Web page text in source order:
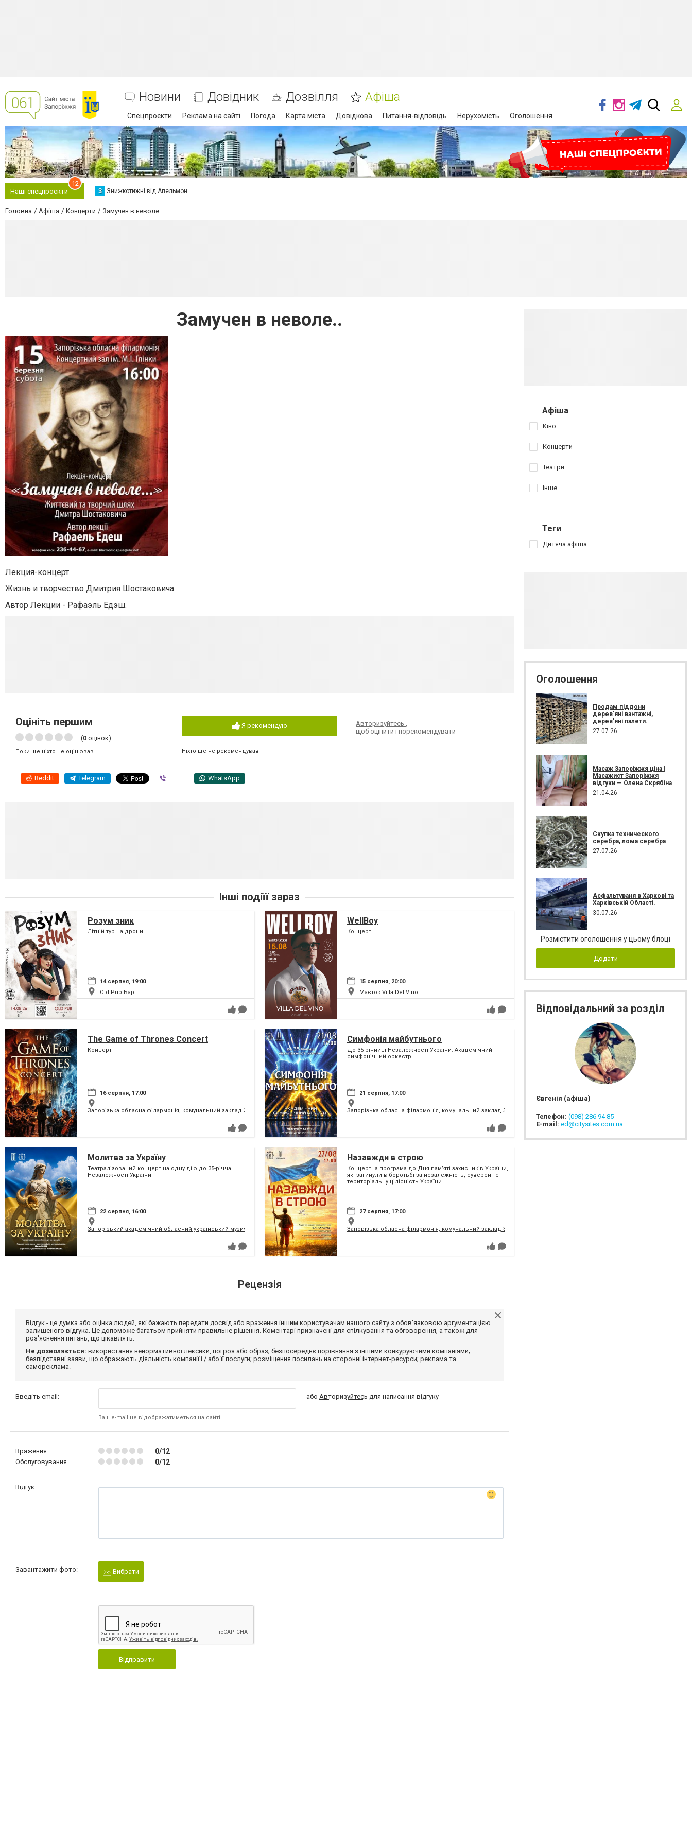
Новини Довідник Дозвілля Афіша
Спецпроєкти Реклама на сайті Погода Карта міста Довідкова Питання-відповідь Нерухомість Оголошення
Наші спецпроєкти
12
З Знижкотижні від Апельмон
Головна Афіша Концерти Замучен в неволе..
Замучен в неволе..
Лекция-концерт.
Жизнь и творчество Дмитрия Шостаковича.
Автор Лекции - Рафаэль Едэш.
Оцініть першим
(0 оцінок)
Поки ще ніхто не оцінював
Я рекомендую
Ніхто ще не рекомендував
Авторизуйтесь
щоб оцінити і порекомендувати
Reddit Telegram WhatsApp
Інші подіїї зараз
Розум зник
Літній тур на дрони
14 серпня, 19:00
Old Pub Бар
WellBoy
Концерт
15 серпня, 20:00
Маєток Villa Del Vino
The Game of Thrones Concert
Концерт
16 серпня, 17:00
Запорізька обласна філармонія, комунальний заклад Запорізької обласної ради
Симфонія майбутнього
До 35 річниці Незалежності України. Академічний
симфонічний оркестр
21 серпня, 17:00
Запорізька обласна філармонія, комунальний заклад Запорізької обласної ради
Молитва за Україну
Театралізований концерт на одну дію до 35-річча
Незалежності України
22 серпня, 16:00
Запорізький академічний обласний український музично-драматичний театр ім. В. Г. Магара
Назавжди в строю
Концертна програма до Дня пам’яті захисників України,
які загинули в боротьбі за незалежність, суверенітет і
територіальну цілісність України
27 серпня, 17:00
Запорізька обласна філармонія, комунальний заклад Запорізької обласної ради
Рецензія
Відгук - це думка або оцінка людей, які бажають передати досвід або враження іншим користувачам нашого сайту з обов'язковою аргументацією
залишеного відгука. Це допоможе багатьом прийняти правильне рішення. Коментарі призначені для спілкування та обговорення, а також для
роз'яснення питань, що цікавлять.
Не дозволяється: використання ненормативної лексики, погроз або образ; безпосереднє порівняння з іншими конкуруючими компаніями;
безпідставні заяви, що ображають діяльність компанії і / або її послуги; розміщення посилань на сторонні інтернет-ресурси; реклама та
самореклама.
Введіть email:
Ваш e-mail не відображатиметься на сайті
або Авторизуйтесь для написання відгуку
Враження 0/12
Обслуговування 0/12
Відгук:
Завантажити фото: Вибрати
Відправити
Афіша
Кіно
Концерти
Театри
Інше
Теги
Дитяча афіша
Оголошення
Продам піддони
дерев'яні вантажні,
дерев'яні палети.
27.07.26
Масаж Запоріжжя ціна |
Масажист Запоріжжя
відгуки — Олена Скрябіна
21.04.26
Скупка технического
серебра, лома серебра
27.07.26
Асфальтуваня в Харкові та
Харківській Області.
30.07.26
Розмістити оголошення у цьому блоці
Додати
Відповідальний за розділ
Євгенія (афіша)
Телефон: (098) 286 94 85
E-mail: ed@citysites.com.ua